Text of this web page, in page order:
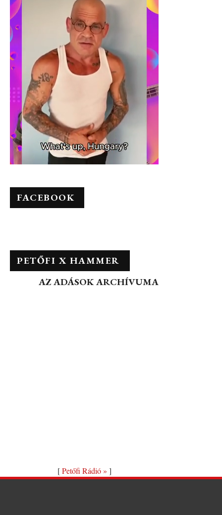
FACEBOOK
PETŐFI X HAMMER
AZ ADÁSOK ARCHÍVUMA
[Petőfi Rádió » ]